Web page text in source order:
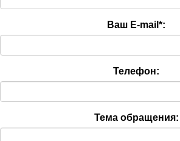
Ваш E-mail *:
Телефон:
Тема обращения: